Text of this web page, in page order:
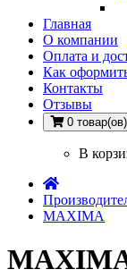
Главная
О компании
Оплата и
Как
Контакты
Отзывы
0
В
MAXIMA